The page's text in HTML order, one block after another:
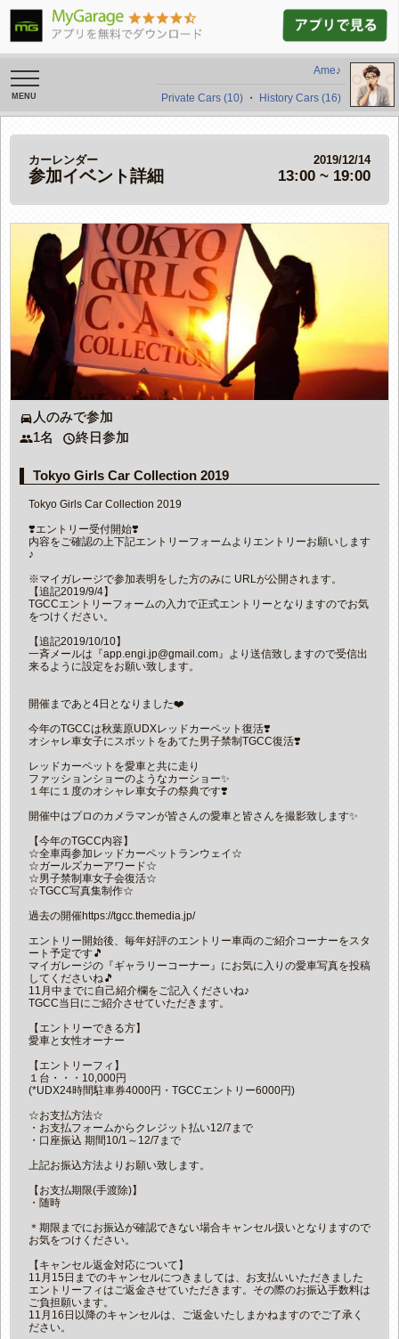
toggle
navigation
Ame♪
Private Cars (10) ・ History Cars (16)
カーレンダー 2019/12/14
参加イベント詳細 13:00 ~ 19:00
directions_car 人のみで参加
people1名 access_time終日参加
Tokyo Girls Car Collection 2019
Tokyo Girls Car Collection 2019
❣️エントリー受付開始❣️
内容をご確認の上下記エントリーフォームよりエントリーお願いします
♪
※マイガレージで参加表明をした方のみに URLが公開されます。
【追記2019/9/4】
TGCCエントリーフォームの入力で正式エントリーとなりますのでお気
をつけください。
【追記2019/10/10】
一斉メールは『app.engi.jp@gmail.com』より送信致しますので受信出
来るように設定をお願い致します。
開催まであと4日となりました❤️
今年のTGCCは秋葉原UDXレッドカーペット復活❣️
オシャレ車女子にスポットをあてた男子禁制TGCC復活❣️
レッドカーペットを愛車と共に走り
ファッションショーのようなカーショー✨
１年に１度のオシャレ車女子の祭典です❣️
開催中はプロのカメラマンが皆さんの愛車と皆さんを撮影致します✨
【今年のTGCC内容】
☆全車両参加レッドカーペットランウェイ☆
☆ガールズカーアワード☆
☆男子禁制車女子会復活☆
☆TGCC写真集制作☆
過去の開催https://tgcc.themedia.jp/
エントリー開始後、毎年好評のエントリー車両のご紹介コーナーをスタ
ート予定です🎵
マイガレージの『ギャラリーコーナー』にお気に入りの愛車写真を投稿
してくださいね🎵
11月中までに自己紹介欄をご記入くださいね♪
TGCC当日にご紹介させていただきます。
【エントリーできる方】
愛車と女性オーナー
【エントリーフィ】
１台・・・10,000円
(*UDX24時間駐車券4000円・TGCCエントリー6000円)
☆お支払方法☆
・お支払フォームからクレジット払い12/7まで
・口座振込 期間10/1～12/7まで
上記お振込方法よりお願い致します。
【お支払期限(手渡除)】
・随時
＊期限までにお振込が確認できない場合キャンセル扱いとなりますので
お気をつけください。
【キャンセル返金対応について】
11月15日までのキャンセルにつきましては、お支払いいただきました
エントリーフィはご返金させていただきます。その際のお振込手数料は
ご負担願います。
11月16日以降のキャンセルは、ご返金いたしまかねますのでご了承く
ださい。